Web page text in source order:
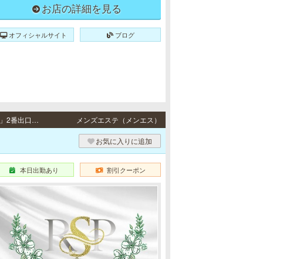
お店の詳細を見る
オフィシャルサイト ブログ
日本橋 / 地下鉄各線「日本橋駅」7番出口より徒歩3分、地下鉄各線「谷町九丁目駅」2番出口より徒歩5分 メンズエステ（メンエス）
お気に入りに追加
本日出勤あり 割引クーポン